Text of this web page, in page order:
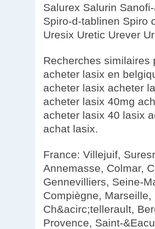
Salurex Salurin
Spiro-d-tablinen Spiro
Uresix Uretic Urever
Recherches similaires
acheter lasix en
acheter lasix acheter
acheter lasix 40mg
acheter lasix 40 lasix
achat lasix.
France: Villejuif,
Annemasse, Colmar,
Gennevilliers, Seine-
Compiègne,
Ch&acirc;tellerault,
Provence, Saint-